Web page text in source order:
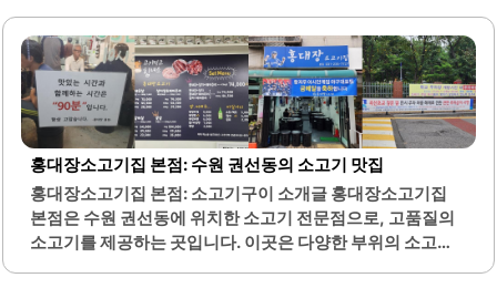
한, 주류 가격이 저렴하여 술과 함께 고기를 즐기기에 적합한
장소입니다.내부는 깔끔하게 관리되어 있으며, 청결함을 유
지하기 위해 노력하고 있습니다. 직원들은 친절하게 손님을
맞이하며, 서비스 또한 신속하고 효율적입니다. 셀프 바를 운
영하여 다양한 반찬과 음료를 자유롭게 이용할 수 있는 점도
장점입니다.이곳은 간단한 모임이나 가족 외식에 적합한 공
간으로, 편안한 분위기에서 식사를 즐길 수 있습니다. 고기의
양도 넉넉하여 만족감을 높이며, 가격 대비 품질이 뛰어난 점
이 많은 손님들에게 긍정적인 인상을 남깁니다. 마장동고기
집 신길점은..
홍대장소고기집 본점: 수원 권선동의 소고기 맛집
홍대장소고기집 본점: 소고기구이 소개글 홍대장소고기집
본점은 수원 권선동에 위치한 소고기 전문점으로, 고품질의
소고기를 제공하는 곳입니다. 이곳은 다양한 부위의 소고기